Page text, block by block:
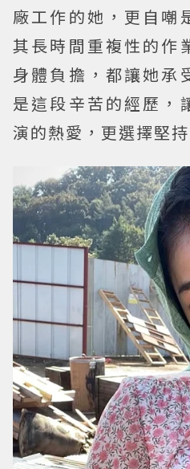
廠工作的她，更自嘲
其長時間重複性的作
身體負擔，都讓她承
是這段辛苦的經歷，
演的熱愛，更選擇堅持